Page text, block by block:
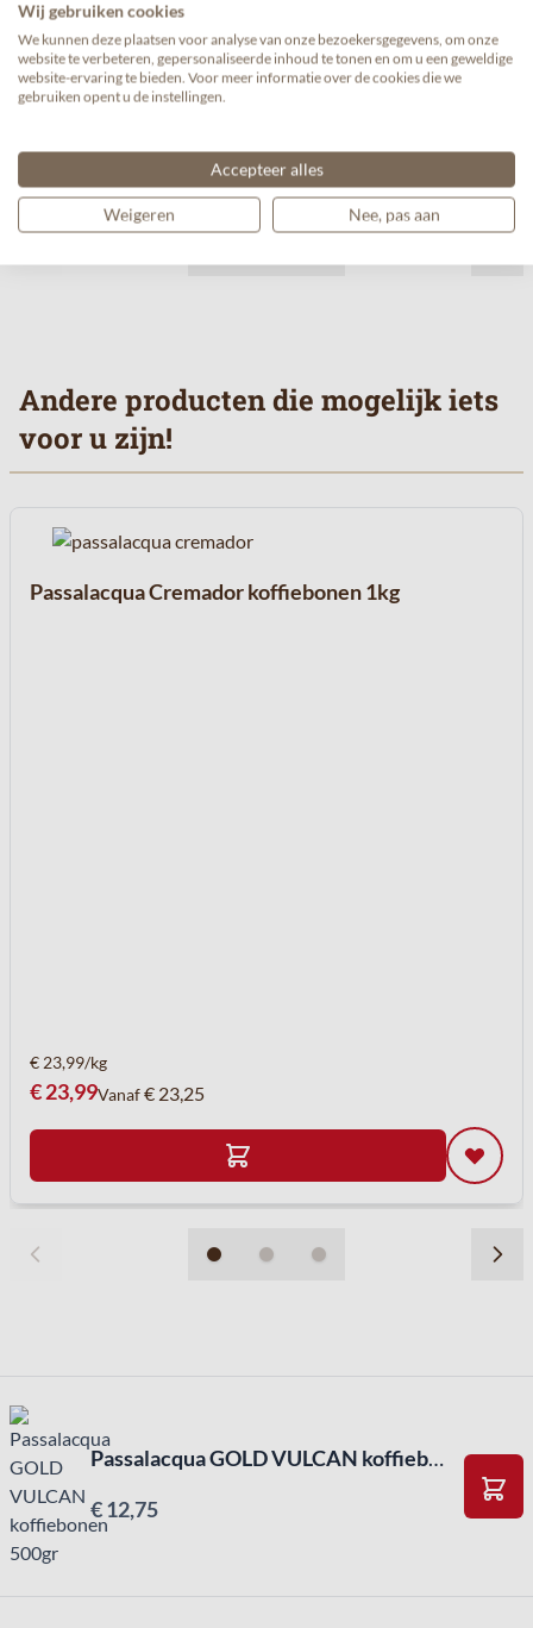
Passalacqua BLACK VULCAN koffiebonen 500gr
€ 23,50/kg
€ 11,75Vanaf€ 11,50
Andere producten die mogelijk iets
voor u zijn!
Passalacqua Cremador koffiebonen 1kg
€ 23,99/kg
€ 23,99Vanaf€ 23,25
Passalacqua GOLD VULCAN koffiebonen 500gr
€ 12,75
In
Wij gebruiken cookies
We kunnen deze plaatsen voor analyse van onze bezoekersgegevens, om onze
website te verbeteren, gepersonaliseerde inhoud te tonen en om u een geweldige
website-ervaring te bieden. Voor meer informatie over de cookies die we
gebruiken opent u de instellingen.
Accepteer alles
Weigeren Nee, pas aan